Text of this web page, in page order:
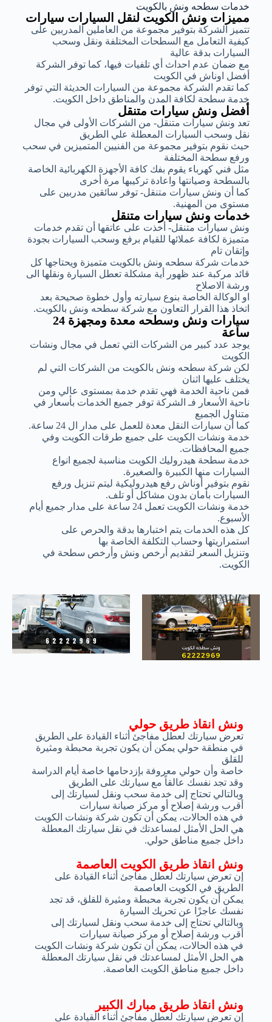
خدمات سطحه ونش بالكويت
مميزات ونش الكويت لنقل السيارات سيارات
تتميز الشركة بتوفير مجموعة من العاملين المدربين على
كيفية التعامل مع السطحات المختلفة ونقل وسحب
السيارات بدقة عالية
مع ضمان عدم احداث أي تلفيات فيها، كما توفر الشركة
أفضل اوناش في الكويت
كما تقدم الشركة مجموعة من السيارات الحديثة التي توفر
خدمة سطحة لكافة المدن والمناطق داخل الكويت.
أفضل ونش سيارات متنقل
تعد ونش سيارات متنقل- من الشركات الأولى في مجال
نقل وسحب السيارات المعطلة علي الطريق
حيث نقوم بتوفير مجموعة من الفنيين المتميزين في سحب
ورفع سطحة المختلفة
مثل فني كهرباء يقوم بفك كافة الأجهزة الكهربائية الخاصة
بالسطحة وصيانتها واعادة تركيبها مرة أخرى
كما أن ونش سيارات متنقل- توفر سائقين مدربين على
مستوى من المهنية.
خدمات ونش سيارات متنقل
ونش سيارات متنقل- أخذت على عاتقها أن تقدم خدمات
متميزة لكافة عملائها للقيام برفع وسحب السيارات بجودة
وإتقان تام
خدمات شركة سطحه ونش بالكويت متميزة ويحتاجها كل
قائد مركبة عند ظهور أية مشكلة تعطل السيارة ونقلها الى
ورشة الاصلاح
او الوكالة الخاصة بنوع سيارته وأول خطوة صحيحة بعد
اتخاذ هذا القرار التعاون مع شركة سطحه ونش بالكويت.
سيارات ونش وسطحه معدة ومجهزة 24
ساعة
يوجد عدد كبير من الشركات التي تعمل في مجال ونشات
الكويت
لكن شركة سطحه ونش بالكويت من الشركات التي لم
يختلف عليها اثنان
فمن ناحية الخدمة فهي تقدم خدمة بمستوى عالي ومن
ناحية الأسعار فـ الشركة توفر جميع الخدمات بأسعار في
متناول الجميع
كما أن سيارات النقل معدة للعمل على مدار ال 24 ساعة.
خدمة ونشات الكويت على جميع طرقات الكويت وفي
جميع المحافظات.
خدمة سطحة هيدروليك الكويت مناسبة لجميع انواع
السيارات منها الكبيرة والصغيرة.
نقوم بتوفير أوناش رفع هيدروليكية ليتم تنزيل ورفع
السيارات بأمان بدون مشاكل أو تلف.
خدمة ونشات الكويت تعمل 24 ساعة على مدار جميع أيام
الأسبوع.
كل هذه الخدمات يتم اختبارها بدقة والحرص على
استمراريتها وحساب التكلفة الخاصة بها
وتنزيل السعر لتقديم أرخص ونش وأرخص سطحة في
الكويت.
ونش انقاذ طريق الكويت العاصمة
إن تعرض سيارتك لعطل مفاجئ أثناء القيادة على
الطريق في الكويت العاصمة
يمكن أن يكون تجربة محبطة ومثيرة للقلق، قد تجد
نفسك عاجزًا عن تحريك السيارة
وبالتالي تحتاج إلى خدمة سحب ونقل لسيارتك إلى
أقرب ورشة إصلاح أو مركز صيانة سيارات
في هذه الحالات، يمكن أن تكون شركة ونشات الكويت
هي الحل الأمثل لمساعدتك في نقل سيارتك المعطلة
داخل جميع مناطق الكويت العاصمة.
ونش انقاذ طريق حولي
تعرض سيارتك لعطل مفاجئ أثناء القيادة على الطريق
في منطقة حولي يمكن أن يكون تجربة محبطة ومثيرة
للقلق
خاصة وأن حولي معروفة بإزدحامها خاصة أيام الدراسة
وقد تجد نفسك عالقاً مع سيارتك على الطريق
وبالتالي تحتاج إلى خدمة سحب ونقل لسيارتك إلى
أقرب ورشة إصلاح أو مركز صيانة سيارات
في هذه الحالات، يمكن أن تكون شركة ونشات الكويت
هي الحل الأمثل لمساعدتك في نقل سيارتك المعطلة
داخل جميع مناطق حولي.
ونش انقاذ طريق مبارك الكبير
إن تعرض سيارتك لعطل مفاجئ أثناء القيادة على